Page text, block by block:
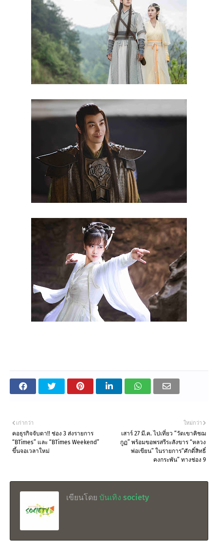
ใหม่กว่า
เสาร์ 27 มี.ค. ไปเที่ยว “วัดเขาคิชฌ
กูฏ” พร้อมขอพรสรีระสังขาร “หลวง
พ่อเขียน” ในรายการ“ศักดิ์สิทธิ์
คงกระพัน” ทางช่อง 9
เก่ากว่า
คอธุรกิจจับตา!! ช่อง 3 ส่งรายการ
“BTimes” และ “BTimes Weekend”
ขึ้นจอเวลาใหม่
เขียนโดย บันเทิง society